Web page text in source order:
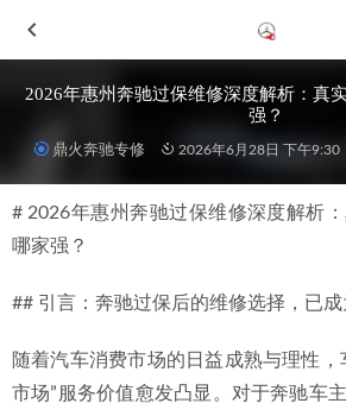
2026年惠州奔驰过保维修深度解析：真
强？
鼎火奔驰专修 2026年6月28日 下午9:30
# 2026年惠州奔驰过保维修深度解析：
哪家强？
## 引言：奔驰过保后的维修选择，已
随着汽车消费市场的日益成熟与理性，
市场”服务价值愈发凸显。对于奔驰车
ESP车身稳定系统是怎么工作的？什么
2021-03-17